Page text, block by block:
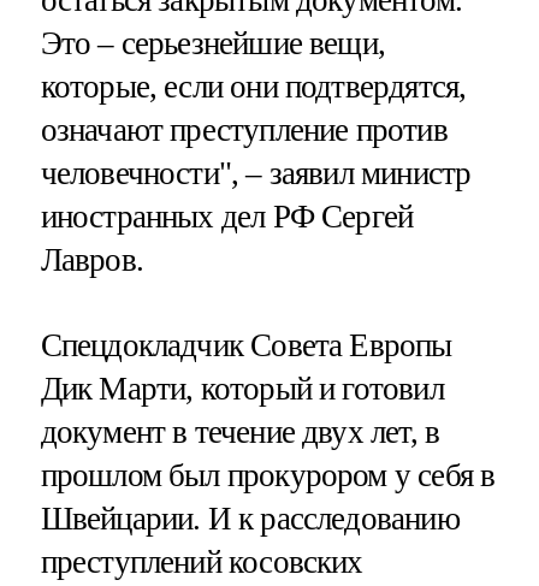
Это – серьезнейшие вещи,
которые, если они подтвердятся,
означают преступление против
человечности", – заявил министр
иностранных дел РФ Сергей
Лавров.
Спецдокладчик Совета Европы
Дик Марти, который и готовил
документ в течение двух лет, в
прошлом был прокурором у себя в
Швейцарии. И к расследованию
преступлений косовских